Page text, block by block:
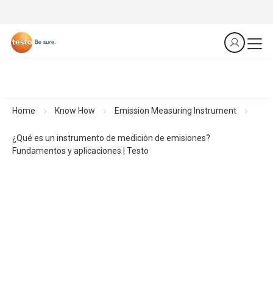
Home Know How Emission Measuring Instrument
¿Qué es un instrumento de medición de emisiones?
Fundamentos y aplicaciones | Testo